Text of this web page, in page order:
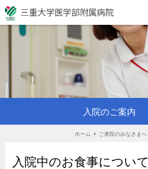
入院のご案内
ホーム ご来院のみなさまへ
入院中のお食事について